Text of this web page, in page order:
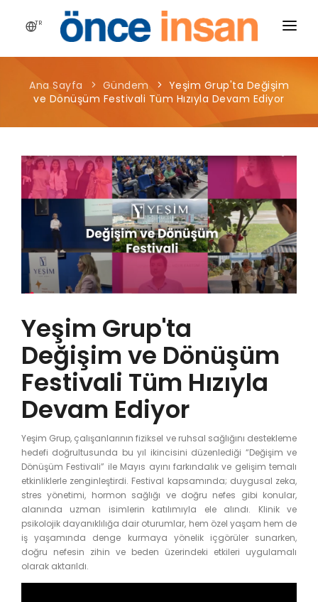
TR
HIKAYEMIZ
YAYINLARIMIZ
PROJELERIMIZ
HABERLER
BLOG
MEDYA
İLETIŞIM
Ana Sayfa Gündem
Yeşim Grup'ta Değişim
ve Dönüşüm Festivali Tüm Hızıyla Devam Ediyor
Yeşim Grup'ta
Değişim ve Dönüşüm
Festivali Tüm Hızıyla
Devam Ediyor
Yeşim Grup, çalışanlarının fiziksel ve ruhsal sağlığını destekleme
hedefi doğrultusunda bu yıl ikincisini düzenlediği “Değişim ve
Dönüşüm Festivali” ile Mayıs ayını farkındalık ve gelişim temalı
etkinliklerle zenginleştirdi. Festival kapsamında; duygusal zeka,
stres yönetimi, hormon sağlığı ve doğru nefes gibi konular,
alanında uzman isimlerin katılımıyla ele alındı. Klinik ve
psikolojik dayanıklılığa dair oturumlar, hem özel yaşam hem de
iş yaşamında denge kurmaya yönelik içgörüler sunarken,
doğru nefesin zihin ve beden üzerindeki etkileri uygulamalı
olarak aktarıldı.